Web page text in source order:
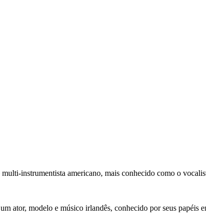
instrumentista americano, mais conhecido como o
ator, modelo e músico irlandês, conhecido por seus papéis